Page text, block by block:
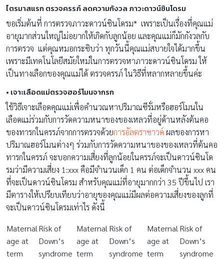
ไตรมาสแรก ตรวจครรภ์ลดความกังวล ภาวะดาวน์ซินโดรม
ขอเริ่มต้นที่ การตรวจภาวะดาวน์ซินโดรม* เพราะเป็นเรื่องที่คุณแม่
อายุมากส่วนใหญ่ไม่อยากให้เกิดกับลูกน้อย และคุณแม่ก็มักกังวลกับ
การตรวจ แต่คุณหมอกระซิบว่า ทุกวันนี้คุณแม่สบายใจได้มากขึ้น
เพราะมีเทคโนโลยีสมัยใหม่ในการตรวจหาภาวะดาวน์ซินโดรม ให้
เป็นทางเลือกของคุณแม่ได้ ตรวจครรภ์ ในวิธีที่หลากหลายขึ้นค่ะ
• เจาะเลือดแม่ตรวจฮอร์โมนจากรก
ใช้วิธีเจาะเลือดคุณแม่เพื่อคำนวณหาปริมาณซีรั่มหรือฮอร์โมนใน
เลือดแม่ร่วมกับการวัดความหนาของของเหลวที่อยู่ด้านหลังต้นคอ
ของทารกในครรภ์จากการตรวจด้วยการอัลตราซาวด์ ผลของการหา
ปริมาณฮอร์โมนต่างๆ ร่วมกับการวัดความหนาของของเหลวที่ต้นคอ
ทารกในครรภ์ จะบอกความเสี่ยงที่ลูกน้อยในครรภ์จะเป็นดาวน์ซินโด
รมว่ามีความเสี่ยง 1:xxx คือมีจำนวนเด็ก 1 คน ต่อเด็กจำนวน xxx คน
ที่จะเป็นดาวน์ซินโดรม สำหรับคุณแม่ที่อายุมากกว่า 35 ปีขึ้นไป เรา
มีตารางให้เปรียบเทียบว่าอายุของคุณแม่มีผลต่อความเสี่ยงของลูกที่
จะเป็นดาวน์ซินโดรมเท่าไร ดังนี้
Maternal
age at
term
Risk of
Down’s
syndrome
Maternal
age at
term
Risk of
Down’s
syndrome
Maternal
age at
term
Risk of
Down’s
syndrome